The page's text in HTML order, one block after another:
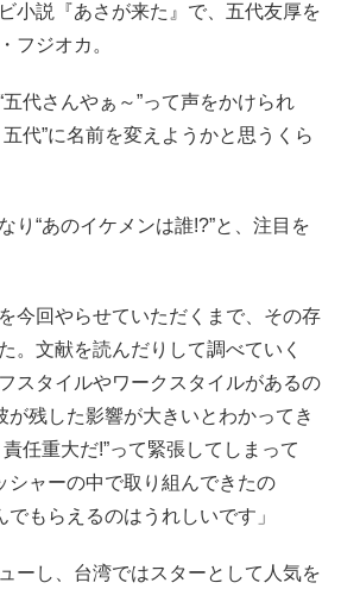
小説『あさが来た』で、五代友厚を
フジオカ。
五代さんやぁ～”って声をかけられ
代”に名前を変えようかと思うくら
“あのイケメンは誰!?”と、注目を
今回やらせていただくまで、その存
。文献を読んだりして調べていく
スタイルやワークスタイルがあるの
が残した影響が大きいとわかってき
任重大だ!”って緊張してしまって
シャーの中で取り組んできたの
でもらえるのはうれしいです」
ーし、台湾ではスターとして人気を